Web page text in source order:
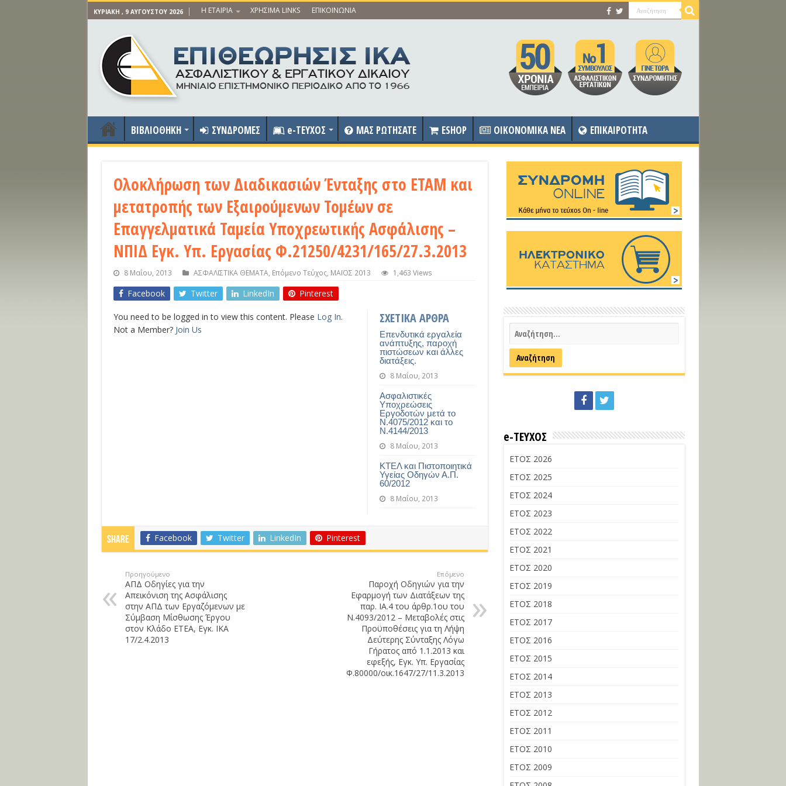
ΚΥΡΙΑΚΉ , 9 ΑΥΓΟΎΣΤΟΥ 2026 Η ΕΤΑΙΡΙΑ ΧΡΗΣΙΜΑ LINKS ΕΠΙΚΟΙΝΩΝΙΑ
ΒΙΒΛΙΟΘΗΚΗ ΣΥΝΔΡΟΜΕΣ e-ΤΕΥΧΟΣ ΜΑΣ ΡΩΤΗΣΑΤΕ ESHOP OIKONOMIKA NEA ΕΠΙΚΑΙΡΟΤΗΤΑ
Ολοκλήρωση των Διαδικασιών Ένταξης στο ΕΤΑΜ και
μετατροπής των Εξαιρούμενων Τομέων σε
Επαγγελματικά Ταμεία Υποχρεωτικής Ασφάλισης –
ΝΠΙΔ Εγκ. Υπ. Εργασίας Φ.21250/4231/165/27.3.2013
8 Μαΐου, 2013 ΑΣΦΑΛΙΣΤΙΚΑ ΘΕΜΑΤΑ Επόμενο Τεύχος, ΜΑΪΟΣ 2013 1,463 Views
Facebook Twitter LinkedIn Pinterest
ΣΧΕΤΙΚΑ ΑΡΘΡΑ
Επενδυτικά εργαλεία
ανάπτυξης, παροχή
πιστώσεων και άλλες
διατάξεις.
8 Μαΐου, 2013
Ασφαλιστικές
Υποχρεώσεις
Εργοδοτών μετά το
Ν.4075/2012 και το
Ν.4144/2013
8 Μαΐου, 2013
ΚΤΕΛ και Πιστοποιητικά
Υγείας Οδηγών Α.Π.
60/2012
8 Μαΐου, 2013
You need to be logged in to view this content. Please Log In.
Not a Member? Join Us
Share Facebook Twitter LinkedIn Pinterest
Προηγούμενο
ΑΠΔ Οδηγίες για την
Απεικόνιση της Ασφάλισης
στην ΑΠΔ των Εργαζόμενων με
Σύμβαση Μίσθωσης Έργου
στον Κλάδο ΕΤΕΑ, Εγκ. ΙΚΑ
17/2.4.2013
Επόμενο
Παροχή Οδηγιών για την
Εφαρμογή των Διατάξεων της
παρ. ΙΑ.4 του άρθρ.1ου του
Ν.4093/2012 – Μεταβολές στις
Προϋποθέσεις για τη Λήψη
Δεύτερης Σύνταξης Λόγω
Γήρατος από 1.1.2013 και
εφεξής, Εγκ. Υπ. Εργασίας
Φ.80000/οικ.1647/27/11.3.2013
e-ΤΕΥΧΟΣ
ΕΤΟΣ 2026
ΕΤΟΣ 2025
ΕΤΟΣ 2024
ΕΤΟΣ 2023
ΕΤΟΣ 2022
ΕΤΟΣ 2021
ΕΤΟΣ 2020
ΕΤΟΣ 2019
ΕΤΟΣ 2018
ΕΤΟΣ 2017
ΕΤΟΣ 2016
ΕΤΟΣ 2015
ΕΤΟΣ 2014
ΕΤΟΣ 2013
ΕΤΟΣ 2012
ΕΤΟΣ 2011
ΕΤΟΣ 2010
ΕΤΟΣ 2009